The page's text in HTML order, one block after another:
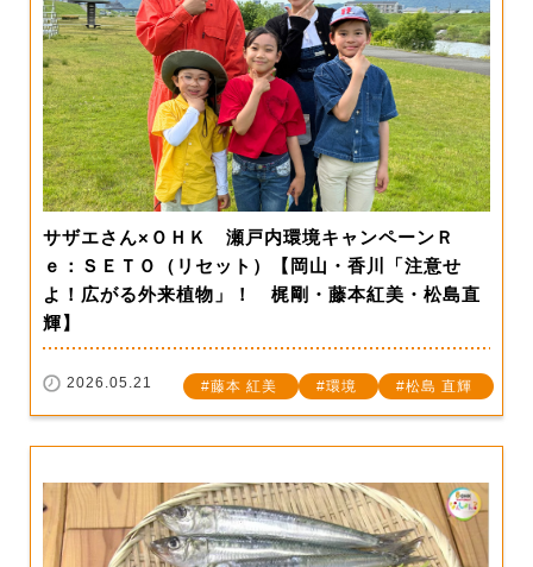
サザエさん×ＯＨＫ 瀬戸内環境キャンペーンＲ
ｅ：ＳＥＴＯ（リセット）【岡山・香川「注意せ
よ！広がる外来植物」！ 梶剛・藤本紅美・松島直
輝】
2026.05.21 藤本 紅美 環境 松島 直輝